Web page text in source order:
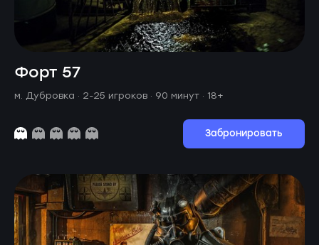
Форт 57
м. Дубровка · 2-25 игроков · 90 минут · 18+
Забронировать